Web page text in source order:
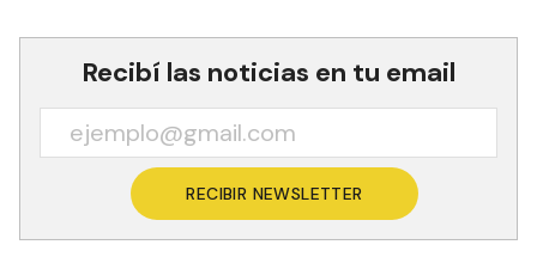
Recibí las noticias en tu email
RECIBIR NEWSLETTER